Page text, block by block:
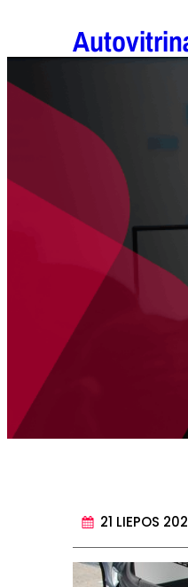
prie
turinio
21 LIEPOS